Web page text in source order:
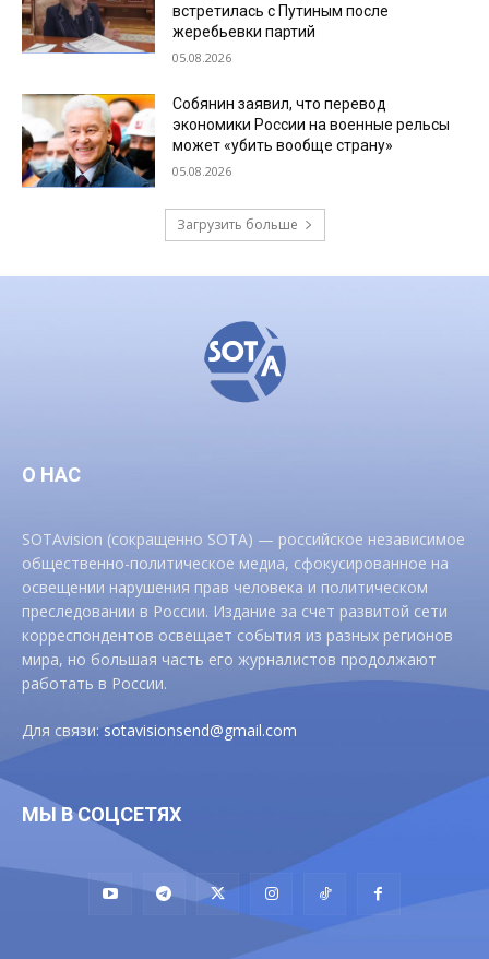
встретилась с Путиным после
жеребьевки партий
05.08.2026
Собянин заявил, что перевод
экономики России на военные рельсы
может «убить вообще страну»
05.08.2026
Загрузить больше
О НАС
SOTAvision (сокращенно SOTA) — российское независимое
общественно-политическое медиа, сфокусированное на
освещении нарушения прав человека и политическом
преследовании в России. Издание за счет развитой сети
корреспондентов освещает события из разных регионов
мира, но большая часть его журналистов продолжают
работать в России.
Для связи:sotavisionsend@gmail.com
МЫ В СОЦСЕТЯХ